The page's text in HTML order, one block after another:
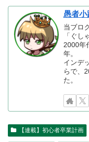
愚者小
当ブロ
「ぐし
2000年
年。
インデ
らで、
た。
【連載】初心者卒業計画